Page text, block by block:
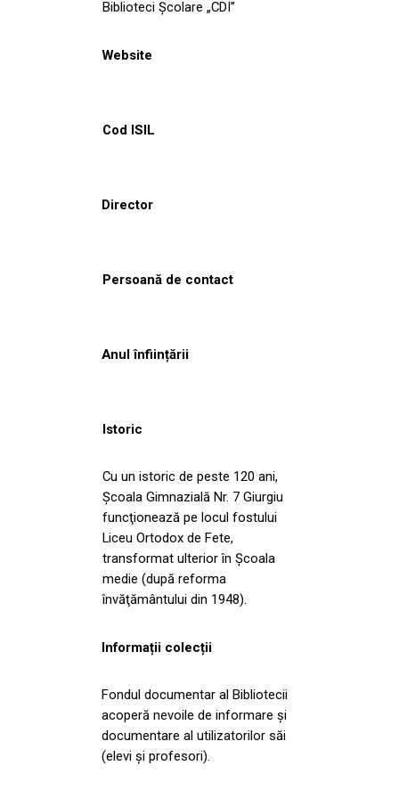
Biblioteci Școlare „CDI”
Website
Cod ISIL
Director
Persoană de contact
Anul înființării
Istoric
Cu un istoric de peste 120 ani,
Şcoala Gimnazială Nr. 7 Giurgiu
funcţionează pe locul fostului
Liceu Ortodox de Fete,
transformat ulterior în Şcoala
medie (după reforma
învăţământului din 1948).
Informații colecții
Fondul documentar al Bibliotecii
acoperă nevoile de informare și
documentare al utilizatorilor săi
(elevi și profesori).